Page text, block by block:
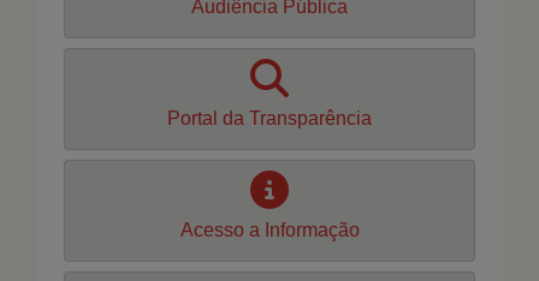
Audiência Pública
Portal da Transparência
Acesso a Informação